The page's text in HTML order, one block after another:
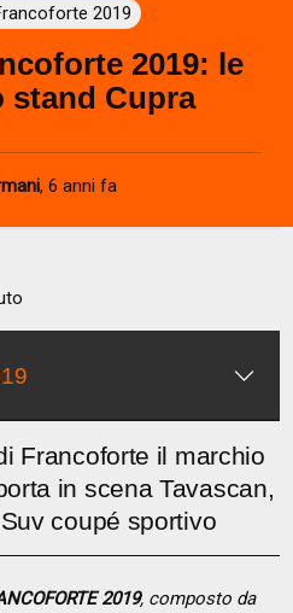
2019
2019: le
stand Cupra
, 6 anni fa
Francoforte il marchio
in scena Tavascan,
coupé sportivo
2019, composto da